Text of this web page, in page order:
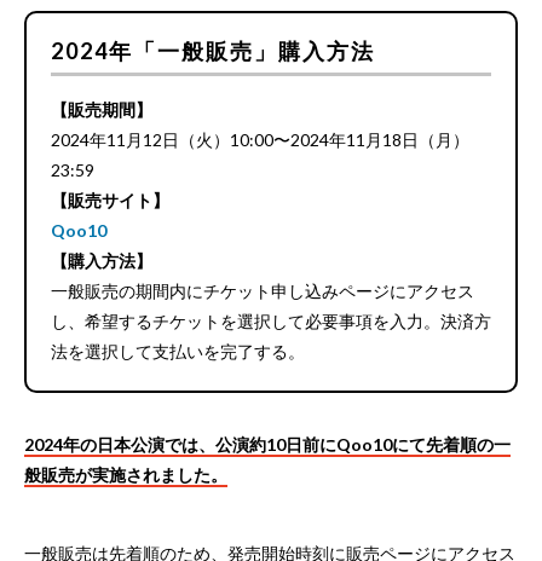
2024年「一般販売」購入方法
【販売期間】
2024年11月12日（火）10:00〜2024年11月18日（月）
23:59
【販売サイト】
Qoo10
【購入方法】
一般販売の期間内にチケット申し込みページにアクセス
し、希望するチケットを選択して必要事項を入力。決済方
法を選択して支払いを完了する。
2024年の日本公演では、公演約10日前にQoo10にて先着順の一
般販売が実施されました。
一般販売は先着順のため、発売開始時刻に販売ページにアクセス